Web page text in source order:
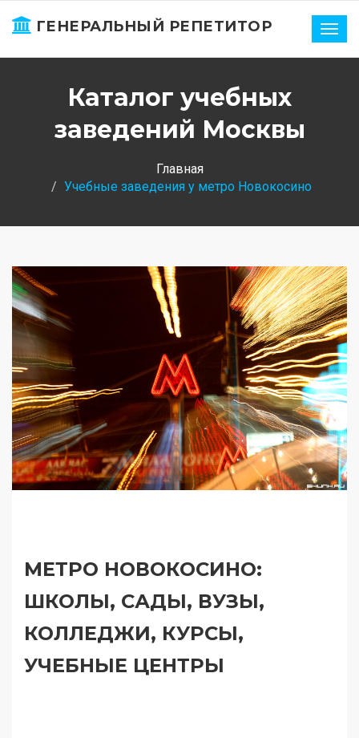
ГЕНЕРАЛЬНЫЙ РЕПЕТИТОР
Каталог учебных
заведений Москвы
Главная
Учебные заведения у метро Новокосино
МЕТРО НОВОКОСИНО:
ШКОЛЫ, САДЫ, ВУЗЫ,
КОЛЛЕДЖИ, КУРСЫ,
УЧЕБНЫЕ ЦЕНТРЫ